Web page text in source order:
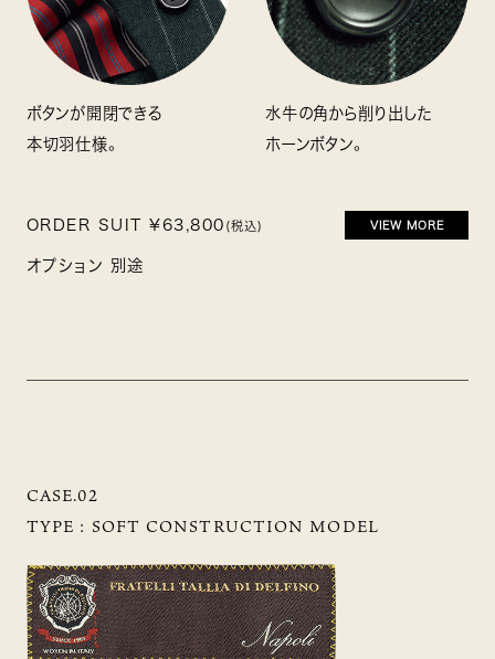
ボタンが開閉できる
本切羽仕様。
水牛の角から削り出した
ホーンボタン。
ORDER SUIT ¥63,800 (税込) VIEW MORE
オプション 別途
CASE.02
TYPE : SOFT CONSTRUCTION MODEL